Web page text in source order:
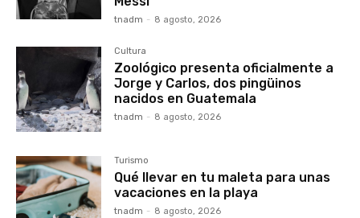
tnadm - 8 agosto, 2026
Cultura
Zoológico presenta oficialmente a
Jorge y Carlos, dos pingüinos
nacidos en Guatemala
tnadm - 8 agosto, 2026
Turismo
Qué llevar en tu maleta para unas
vacaciones en la playa
tnadm - 8 agosto, 2026